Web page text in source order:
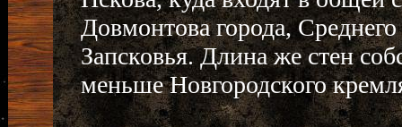
Довмонтова города,
Запсковья. Длина же стен
меньше Новгородского